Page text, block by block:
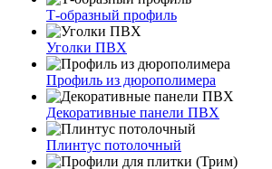
Т-образный профиль
Уголки ПВХ
Профиль из дюрополимера
Декоративные панели ПВХ
Плинтус потолочный